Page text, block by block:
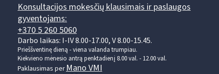
Konsultacijos mokesčių klausimais ir paslaugos
gyventojams:
+370 5 260 5060
Darbo laikas: I-IV 8.00-17.00, V 8.00-15.45.
Prieššventinę dieną - viena valanda trumpiau.
Kiekvieno mėnesio antrą penktadienį 8.00 val. - 12.00 val.
Paklausimas per Mano VMI